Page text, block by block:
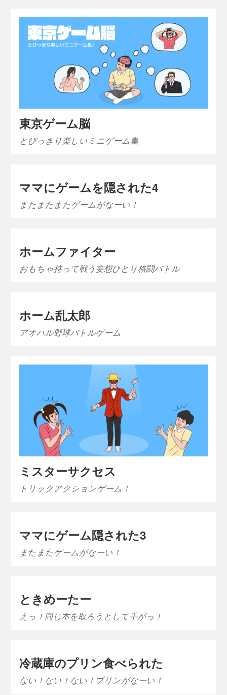
東京ゲーム脳
とびっきり楽しいミニゲーム集
ママにゲームを隠された4
またまたまたゲームがなーい！
ホームファイター
おもちゃ持って戦う妄想ひとり格闘バトル
ホーム乱太郎
アオハル野球バトルゲーム
ミスターサクセス
トリックアクションゲーム！
ママにゲーム隠された3
またまたゲームがなーい！
ときめーたー
えっ！同じ本を取ろうとして手がっ！
冷蔵庫のプリン食べられた
ない！ない！ない！プリンがなーい！